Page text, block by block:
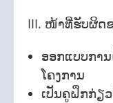
III. ໜ້າທີ່ຮັບຜິດ
ອອກແບບກາ
ໂຄງການ
ເປັນຄູຝຶກກ່ຽ